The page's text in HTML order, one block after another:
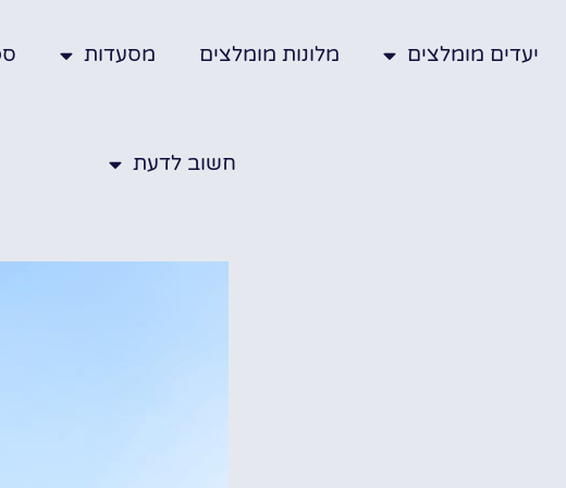
יעדים מומלצים מלונות מומלצים מסעדות
חשוב לדעת